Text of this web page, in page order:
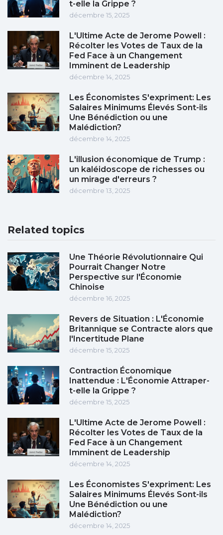
t-elle la Grippe ?
décembre 15, 2025
L'Ultime Acte de Jerome Powell :
Récolter les Votes de Taux de la
Fed Face à un Changement
Imminent de Leadership
décembre 14, 2025
Les Économistes S'expriment: Les
Salaires Minimums Élevés Sont-ils
Une Bénédiction ou une
Malédiction?
décembre 14, 2025
L'illusion économique de Trump :
un kaléidoscope de richesses ou
un mirage d'erreurs ?
décembre 13, 2025
Related topics
Une Théorie Révolutionnaire Qui
Pourrait Changer Notre
Perspective sur l'Économie
Chinoise
décembre 16, 2025
Revers de Situation : L'Économie
Britannique se Contracte alors que
l'Incertitude Plane
décembre 15, 2025
Contraction Économique
Inattendue : L'Économie Attraper-
t-elle la Grippe ?
décembre 15, 2025
L'Ultime Acte de Jerome Powell :
Récolter les Votes de Taux de la
Fed Face à un Changement
Imminent de Leadership
décembre 14, 2025
Les Économistes S'expriment: Les
Salaires Minimums Élevés Sont-ils
Une Bénédiction ou une
Malédiction?
décembre 14, 2025